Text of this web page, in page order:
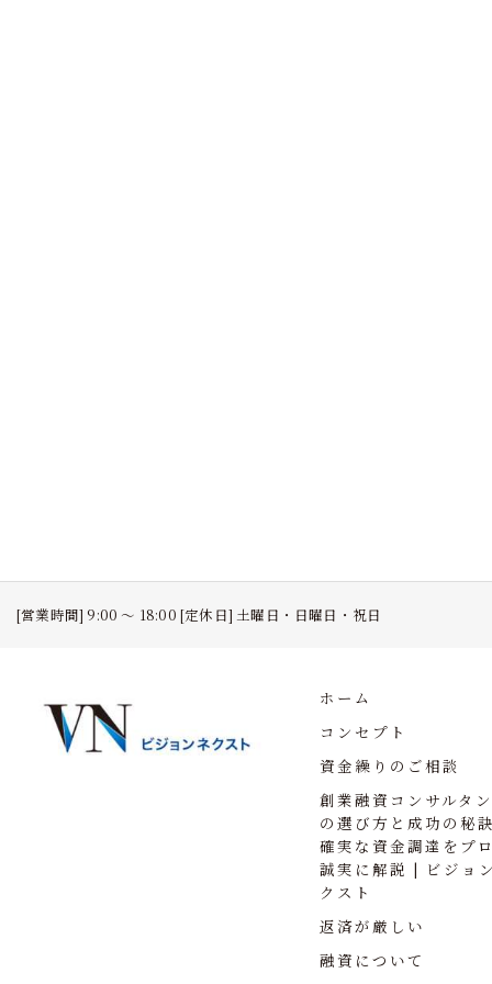
[営業時間] 9:00 ～ 18:00 [定休日] 土曜日・日曜日・祝日
ホーム
コンセプト
資金繰りのご相談
創業融資コンサルタ
の選び方と成功の秘
確実な資金調達をプ
誠実に解説 | ビジョ
クスト
返済が厳しい
融資について